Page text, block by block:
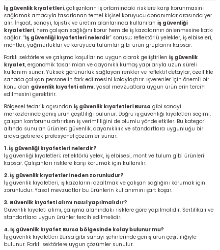
Mastik
İş güvenlik kıyafetleri, çalışanların iş ortamındaki risklere karşı korunmasını
sağlamak amacıyla tasarlanan temel kişisel koruyucu donanımlar arasında yer
alır. İnşaat, sanayi, lojistik ve üretim alanlarında kullanılan iş güvenliği
kıyafetleri, hem çalışan sağlığını korur hem de iş kazalarının önlenmesine katkı
sağlar. “İş güvenliği kıyafetleri nelerdir” sorusu; reflektörlü yelekler, iş elbiseleri,
montlar, yağmurluklar ve koruyucu tulumlar gibi ürün gruplarını kapsar.
Farklı sektörlere ve çalışma koşullarına uygun olarak geliştirilen iş güvenlik
kıyafet, ergonomik tasarımları ve dayanıklı kumaş yapılarıyla uzun süreli
kullanım sunar. Yüksek görünürlük sağlayan renkler ve reflektif detaylar, özellikle
sahada çalışan personelin fark edilmesini kolaylaştırır. İşverenler için önemli bir
konu olan güvenlik kıyafeti alımı, yasal mevzuatlara uygun ürünlerin tercih
edilmesini gerektirir.
Bölgesel tedarik açısından iş güvenlik kıyafetleri Bursa gibi sanayi
merkezlerinde geniş ürün çeşitliliği bulunur. Doğru iş güvenliği kıyafetleri seçimi,
çalışan konforunu artırırken iş verimliliğini de olumlu yönde etkiler. Bu kategori
altında sunulan ürünler; güvenlik, dayanıklılık ve standartlara uygunluğu bir
araya getirerek profesyonel çözümler sunar.
1. İş güvenliği kıyafetleri nelerdir?
İş güvenliği kıyafetleri; reflektörlü yelek, iş elbisesi, mont ve tulum gibi ürünleri
kapsar. Çalışanları risklere karşı korumak için kullanılır.
2. İş güvenlik kıyafetleri neden zorunludur?
İş güvenlik kıyafetleri, iş kazalarını azaltmak ve çalışan sağlığını korumak için
zorunludur. Yasal mevzuatlar bu ürünlerin kullanımını şart koşar.
3. Güvenlik kıyafeti alımı nasıl yapılmalıdır?
Güvenlik kıyafeti alımı, çalışma alanındaki risklere göre yapılmalıdır. Sertifikalı ve
standartlara uygun ürünler tercih edilmelidir.
4. İş güvenlik kıyafet Bursa bölgesinde kolay bulunur mu?
İş güvenlik kıyafetleri Bursa gibi sanayi şehirlerinde geniş ürün çeşitliliğiyle
bulunur. Farklı sektörlere uygun çözümler sunulur.